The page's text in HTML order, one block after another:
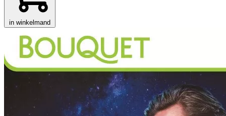
in winkelmand